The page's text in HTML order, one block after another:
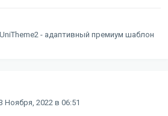
UniTheme2 - адаптивный премиум шаблон
Ноября, 2022 в 06:51